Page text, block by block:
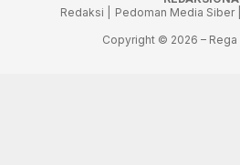
Redaksi |
Pedoman Media Siber |
Copyright © 2026 –